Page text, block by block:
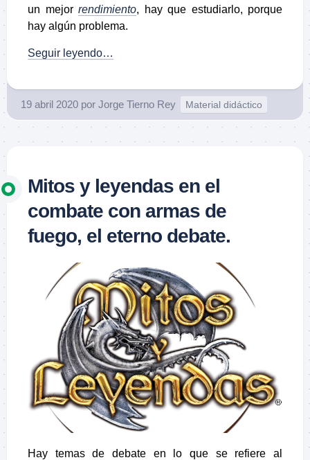
un mejor rendimiento, hay que estudiarlo, porque
hay algún problema.
Seguir leyendo…
19 abril 2020 por Jorge Tierno Rey Material didáctico
Mitos y leyendas en el
combate con armas de
fuego, el eterno debate.
Hay temas de debate en lo que se refiere al